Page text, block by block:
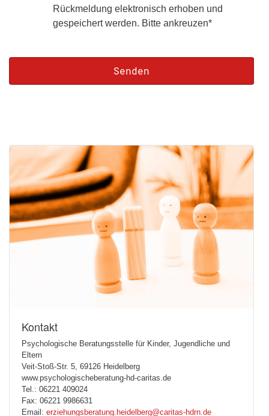
Rückmeldung elektronisch erhoben und
gespeichert werden. Bitte ankreuzen*
Senden
Kontakt
Psychologische Beratungsstelle für Kinder, Jugendliche und
Eltern
Veit-Stoß-Str. 5, 69126 Heidelberg
www.psychologischeberatung-hd-caritas.de
Tel.: 06221 409024
Fax: 06221 9986631
Email: erziehungsberatung.heidelberg@caritas-hdrn.de